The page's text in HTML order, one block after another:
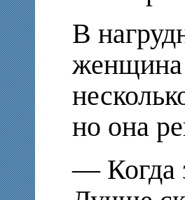
В
женщина
но она
— Когда